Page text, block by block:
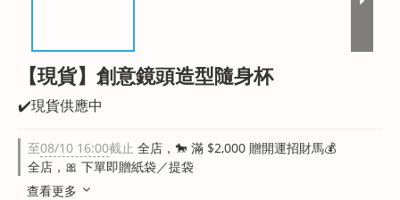
【現貨】創意鏡頭造型隨身杯
✔️現貨供應中
至08/10 16:00截止 全店，🐎 滿 $2,000 贈開運招財馬💰
全店，🎀 下單即贈紙袋／提袋
查看更多